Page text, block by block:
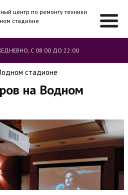
центр по ремонту техники
стадионе
С 08:00 ДО 22:00
стадионе
на Водном